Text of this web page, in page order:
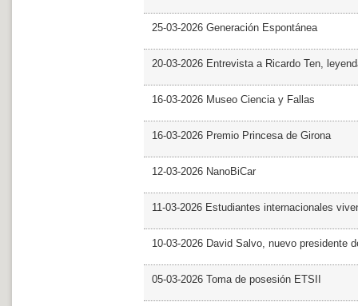
25-03-2026 Generación Espontánea
20-03-2026 Entrevista a Ricardo Ten,
16-03-2026 Museo Ciencia y Fallas
16-03-2026 Premio Princesa de Girona
12-03-2026 NanoBiCar
11-03-2026 Estudiantes internacionales
10-03-2026 David Salvo, nuevo presidente
05-03-2026 Toma de posesión ETSII